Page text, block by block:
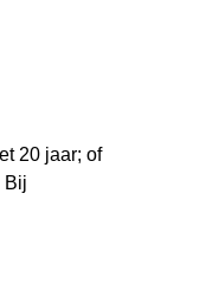
20 jaar; of
Bij